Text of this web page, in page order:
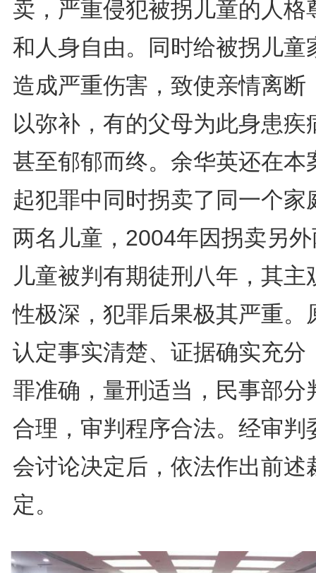
卖，严重侵犯被拐儿童的人格
和人身自由。同时给被拐儿童
造成严重伤害，致使亲情离断
以弥补，有的父母为此身患疾
甚至郁郁而终。余华英还在本
起犯罪中同时拐卖了同一个家
两名儿童，2004年因拐卖另
儿童被判有期徒刑八年，其主
性极深，犯罪后果极其严重。
认定事实清楚、证据确实充分
罪准确，量刑适当，民事部分
合理，审判程序合法。经审判
会讨论决定后，依法作出前述
定。